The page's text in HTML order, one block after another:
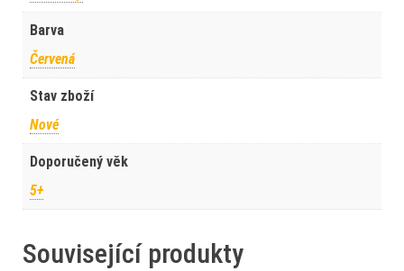
Barva
Červená
Stav zboží
Nové
Doporučený věk
5+
Související produkty